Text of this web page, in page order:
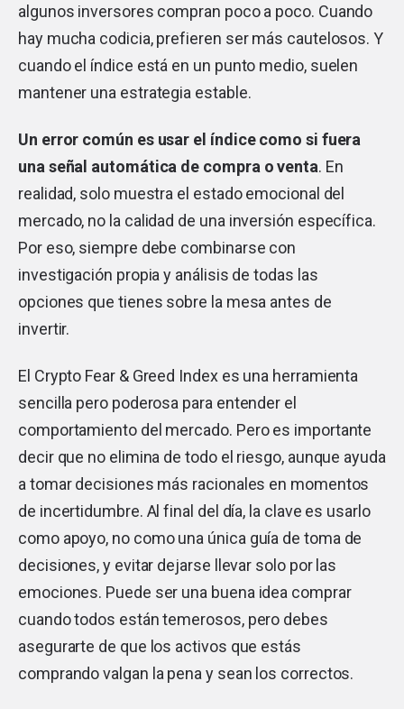
algunos inversores compran poco a poco. Cuando
hay mucha codicia, prefieren ser más cautelosos. Y
cuando el índice está en un punto medio, suelen
mantener una estrategia estable.
Un error común es usar el índice como si fuera
una señal automática de compra o venta. En
realidad, solo muestra el estado emocional del
mercado, no la calidad de una inversión específica.
Por eso, siempre debe combinarse con
investigación propia y análisis de todas las
opciones que tienes sobre la mesa antes de
invertir.
El Crypto Fear & Greed Index es una herramienta
sencilla pero poderosa para entender el
comportamiento del mercado. Pero es importante
decir que no elimina de todo el riesgo, aunque ayuda
a tomar decisiones más racionales en momentos
de incertidumbre. Al final del día, la clave es usarlo
como apoyo, no como una única guía de toma de
decisiones, y evitar dejarse llevar solo por las
emociones. Puede ser una buena idea comprar
cuando todos están temerosos, pero debes
asegurarte de que los activos que estás
comprando valgan la pena y sean los correctos.